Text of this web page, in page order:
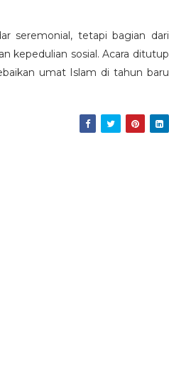
seremonial, tetapi bagian dari
kepedulian sosial. Acara ditutup
umat Islam di tahun baru